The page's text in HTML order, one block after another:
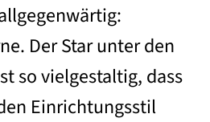
Der Star unter den
so vielgestaltig, dass
Einrichtungsstil